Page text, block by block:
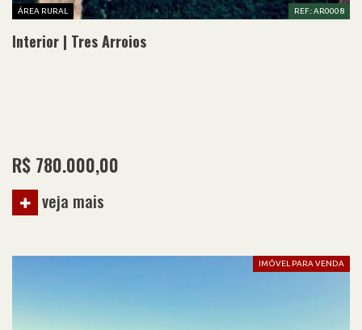
ÁREA RURAL REF.: AR0008
Interior | Tres Arroios
R$ 780.000,00
veja mais
IMÓVEL PARA VENDA